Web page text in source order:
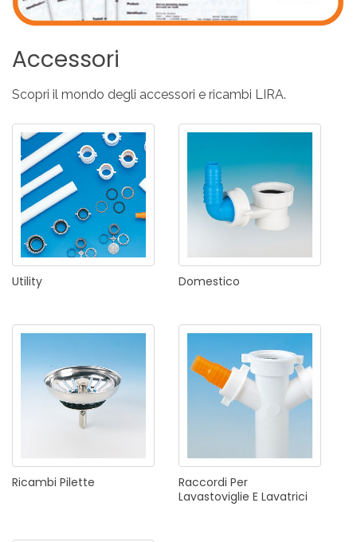
Accessori
Scopri il mondo degli accessori e ricambi LIRA.
Utility Domestico
Ricambi Pilette Raccordi Per
Lavastoviglie E Lavatrici